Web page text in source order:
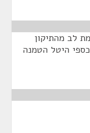
לב מהתיקון
היטל הטמנה